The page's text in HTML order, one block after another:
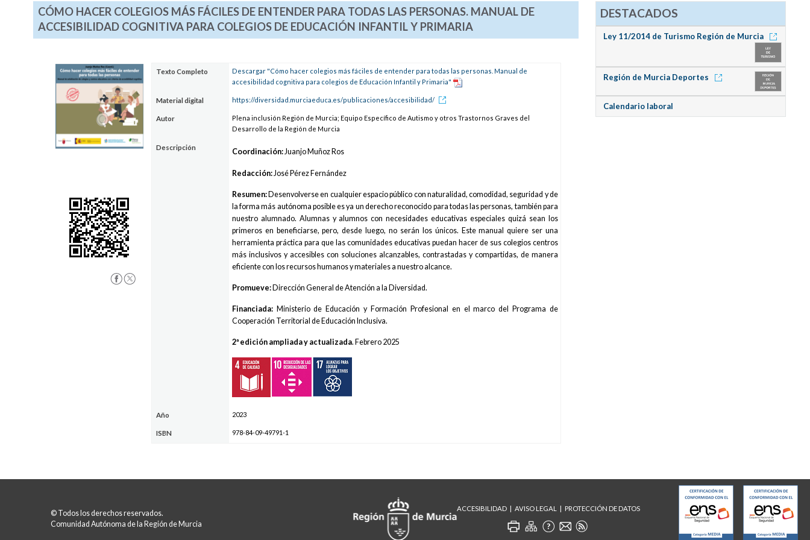
CÓMO HACER COLEGIOS MÁS FÁCILES DE ENTENDER PARA TODAS LAS PERSONAS. MANUAL DE
ACCESIBILIDAD COGNITIVA PARA COLEGIOS DE EDUCACIÓN INFANTIL Y PRIMARIA
Texto Completo
Descargar "Cómo hacer colegios más fáciles de entender para todas las personas. Manual de
accesibilidad cognitiva para colegios de Educación Infantil y Primaria"
Material digital https://diversidad.murciaeduca.es/publicaciones/accesibilidad/
Autor
Plena inclusión Región de Murcia; Equipo Específico de Autismo y otros Trastornos Graves del
Desarrollo de la Región de Murcia
Descripción
Coordinación:Juanjo Muñoz Ros
Redacción: José Pérez Fernández
Resumen:Desenvolverse en cualquier espacio público con naturalidad, comodidad, seguridad y de
la forma más autónoma posible es ya un derecho reconocido para todas las personas, también para
nuestro alumnado. Alumnas y alumnos con necesidades educativas especiales quizá sean los
primeros en beneficiarse, pero, desde luego, no serán los únicos. Este manual quiere ser una
herramienta práctica para que las comunidades educativas puedan hacer de sus colegios centros
más inclusivos y accesibles con soluciones alcanzables, contrastadas y compartidas, de manera
eficiente con los recursos humanos y materiales a nuestro alcance.
Promueve:Dirección General de Atención a la Diversidad.
Financiada: Ministerio de Educación y Formación Profesional en el marco del Programa de
Cooperación Territorial de Educación Inclusiva.
2ª edición ampliada y actualizada. Febrero 2025
Año 2023
ISBN 978-84-09-49791-1
DESTACADOS
Ley 11/2014 de Turismo Región de Murcia
Región de Murcia Deportes
Calendario laboral
© Todos los derechos reservados.
Comunidad Autónoma de la Región de Murcia
ACCESIBILIDAD AVISO LEGAL PROTECCIÓN DE DATOS